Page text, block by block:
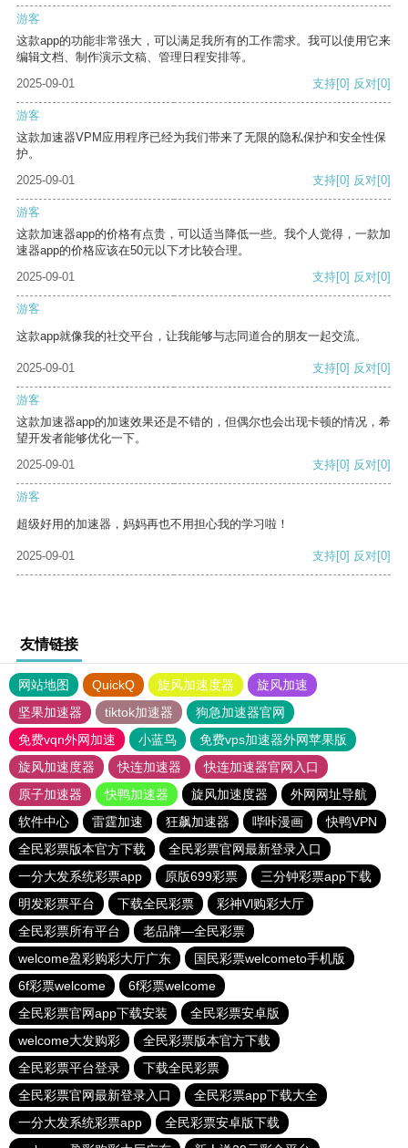
游客
这款app的功能非常强大，可以满足我所有的工作需求。我可以使用它来
编辑文档、制作演示文稿、管理日程安排等。
2025-09-01
支持[0] 反对[0]
游客
这款加速器VPM应用程序已经为我们带来了无限的隐私保护和安全性保
护。
2025-09-01
支持[0] 反对[0]
游客
这款加速器app的价格有点贵，可以适当降低一些。我个人觉得，一款加
速器app的价格应该在50元以下才比较合理。
2025-09-01
支持[0] 反对[0]
游客
这款app就像我的社交平台，让我能够与志同道合的朋友一起交流。
2025-09-01 支持[0] 反对[0]
游客
这款加速器app的加速效果还是不错的，但偶尔也会出现卡顿的情况，希
望开发者能够优化一下。
2025-09-01
支持[0] 反对[0]
游客
超级好用的加速器，妈妈再也不用担心我的学习啦！
2025-09-01 支持[0] 反对[0]
友情链接
网站地图 QuickQ 旋风加速度器
旋风加速
坚果加速器
tiktok加速器
狗急加速器官网
免费vqn外网加速
小蓝鸟
免费vps加速器外网苹果版
旋风加速度器
快连加速器
快连加速器官网入口
原子加速器
快鸭加速器 旋风加速度器
外网网址导航
软件中心
雷霆加速 狂飙加速器 哔咔漫画
快鸭VPN
全民彩票版本官方下载
全民彩票官网最新登录入口
一分大发系统彩票app
原版699彩票
三分钟彩票app下载
明发彩票平台
下载全民彩票
彩神Vl购彩大厅
全民彩票所有平台
老品牌—全民彩票
welcome盈彩购彩大厅广东
国民彩票welcometo手机版
6f彩票welcome
6f彩票welcome
全民彩票官网app下载安装
全民彩票安卓版
welcome大发购彩
全民彩票版本官方下载
全民彩票平台登录
下载全民彩票
全民彩票官网最新登录入口
全民彩票app下载大全
一分大发系统彩票app
全民彩票安卓版下载